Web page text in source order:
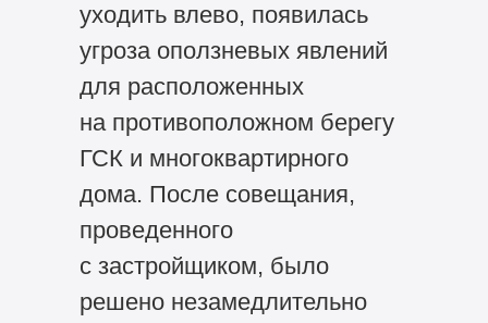
уходить влево, появилась
угроза оползневых явлений
для расположенных
на противоположном берегу
ГСК и многоквартирного
дома. После совещания,
проведенного
с застройщиком, было
решено незамедлительно